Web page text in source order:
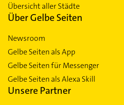
Übersicht aller Städte
Über Gelbe Seiten
Newsroom
Gelbe Seiten als App
Gelbe Seiten für Messenger
Gelbe Seiten als Alexa Skill
Unsere Partner